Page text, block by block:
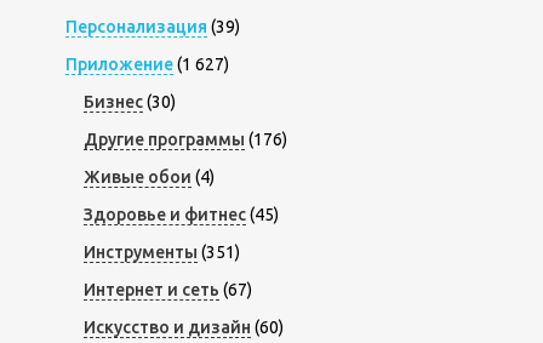
Персонализация (39)
Приложение(1 627)
Бизнес(30)
Другие программы (176)
Живые обои (4)
Здоровье и фитнес(45)
Инструменты (351)
Интернет и сеть (67)
Искусство и дизайн (60)